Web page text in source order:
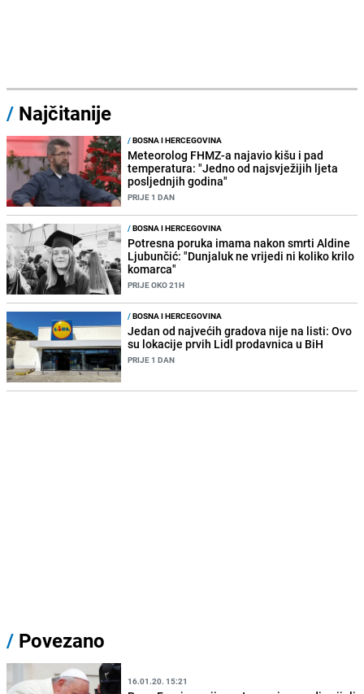
/ Najčitanije
/BOSNA I HERCEGOVINA
Meteorolog FHMZ-a najavio kišu i pad
temperatura: "Jedno od najsvježijih ljeta
posljednjih godina"
PRIJE 1 DAN
/BOSNA I HERCEGOVINA
Potresna poruka imama nakon smrti Aldine
Ljubunčić: "Dunjaluk ne vrijedi ni koliko krilo
komarca"
PRIJE OKO 21H
/BOSNA I HERCEGOVINA
Jedan od najvećih gradova nije na listi: Ovo
su lokacije prvih Lidl prodavnica u BiH
PRIJE 1 DAN
/ Povezano
16.01.20. 15:21